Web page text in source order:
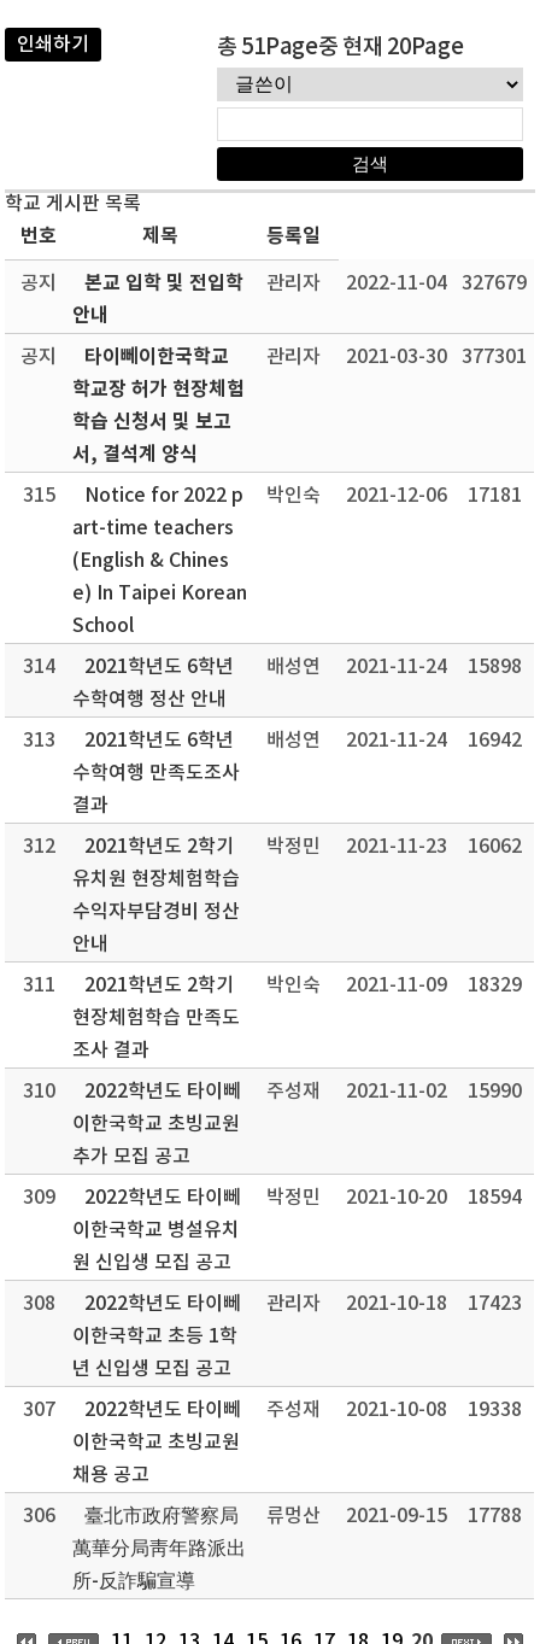
인쇄하기 총 51Page중 현재 20Page
학교 게시판 목록
번호 제목 등록일
공지
본교 입학 및 전입학
안내
관리자 2022-11-04 327679
공지
타이뻬이한국학교
학교장 허가 현장체험
학습 신청서 및 보고
서, 결석계 양식
관리자 2021-03-30 377301
315
Notice for 2022 p
art-time teachers
(English & Chines
e) In Taipei Korean
School
박인숙 2021-12-06 17181
314
2021학년도 6학년
수학여행 정산 안내
배성연 2021-11-24 15898
313
2021학년도 6학년
수학여행 만족도조사
결과
배성연 2021-11-24 16942
312
2021학년도 2학기
유치원 현장체험학습
수익자부담경비 정산
안내
박정민 2021-11-23 16062
311
2021학년도 2학기
현장체험학습 만족도
조사 결과
박인숙 2021-11-09 18329
310
2022학년도 타이뻬
이한국학교 초빙교원
추가 모집 공고
주성재 2021-11-02 15990
309
2022학년도 타이뻬
이한국학교 병설유치
원 신입생 모집 공고
박정민 2021-10-20 18594
308
2022학년도 타이뻬
이한국학교 초등 1학
년 신입생 모집 공고
관리자 2021-10-18 17423
307
2022학년도 타이뻬
이한국학교 초빙교원
채용 공고
주성재 2021-10-08 19338
306
臺北市政府警察局
萬華分局靑年路派出
所-反詐騙宣導
류멍산 2021-09-15 17788